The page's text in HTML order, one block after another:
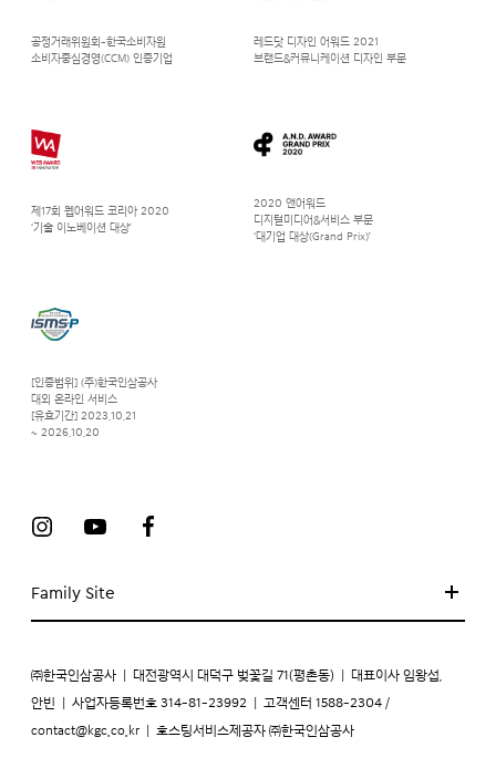
Family Site
공정거래위원회-한국소비자원
소비자중심경영(CCM) 인증기업
레드닷 디자인 어워드 2021
브랜드&커뮤니케이션 디자인 부문
제17회 웹어워드 코리아 2020
‘기술 이노베이션 대상’
2020 앤어워드
디지털미디어&서비스 부문
‘대기업 대상(Grand Prix)’
[인증범위] (주)한국인삼공사
대외 온라인 서비스
[유효기간] 2023.10.21
~ 2026.10.20
㈜한국인삼공사 대전광역시 대덕구 벚꽃길 71(평촌동) 대표이사 임왕섭,
안빈 사업자등록번호 314-81-23992 고객센터 1588-2304 /
contact@kgc.co.kr 호스팅서비스제공자 ㈜한국인삼공사